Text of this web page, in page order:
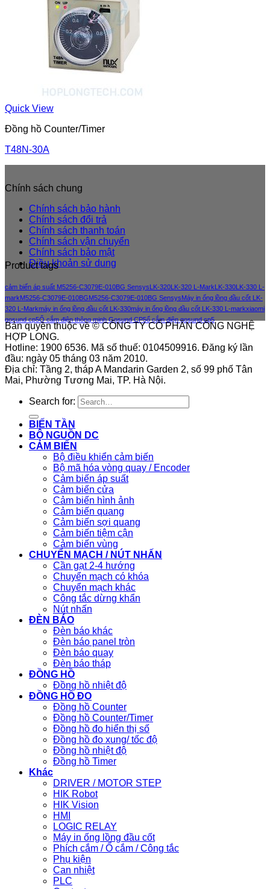
Quick View
Đồng hồ Counter/Timer
T48N-30A
Chính sách chung
Chính sách bảo hành
Chính sách đổi trả
Chính sách thanh toán
Chính sách vận chuyển
Chính sách bảo mật
Điều khoản sử dung
Product tags
cảm biến áp suất M5256-C3079E-010BG Sensys LK-320 LK-320 L-Mark LK-330 LK-330 L-
markM5256-C3079E-010BGM5256-C3079E-010BG SensysMáy in ống lồng đầu cốt LK-
320 L-Markmáy in ống lồng đầu cốt LK-330máy in ống lồng đầu cốt LK-330 L-markxiaomi
gosund cp5Ổ cắm điện thông minh Gosund CP5ổ cắm điện gosund cp5
Bản quyền thuộc về © CÔNG TY CỔ PHẦN CÔNG NGHỆ
HỢP LONG.
Hotline: 1900 6536. Mã số thuế: 0104509916. Đăng ký lần
đầu: ngày 05 tháng 03 năm 2010.
Địa chỉ: Tầng 2, tháp A Mandarin Garden 2, số 99 phố Tân
Mai, Phường Tương Mai, TP. Hà Nội.
Search for:
BIẾN TẦN
BỘ NGUỒN DC
CẢM BIẾN
Bộ điều khiển cảm biến
Bộ mã hóa vòng quay / Encoder
Cảm biến áp suất
Cảm biến cửa
Cảm biến hình ảnh
Cảm biến quang
Cảm biến sợi quang
Cảm biến tiệm cận
Cảm biến vùng
CHUYỂN MẠCH / NÚT NHẤN
Cần gạt 2-4 hướng
Chuyển mạch có khóa
Chuyển mạch khác
Công tắc dừng khẩn
Nút nhấn
ĐÈN BÁO
Đèn báo khác
Đèn báo panel tròn
Đèn báo quay
Đèn báo tháp
ĐỒNG HỒ
Đồng hồ nhiệt độ
ĐỒNG HỒ ĐO
Đồng hồ Counter
Đồng hồ Counter/Timer
Đồng hồ đo hiển thị số
Đồng hồ đo xung/ tốc độ
Đồng hồ nhiệt độ
Đồng hồ Timer
Khác
DRIVER / MOTOR STEP
HIK Robot
HIK Vision
HMI
LOGIC RELAY
Máy in ống lồng đầu cốt
Phích cắm / Ổ cắm / Công tắc
Phụ kiện
Can nhiệt
PLC